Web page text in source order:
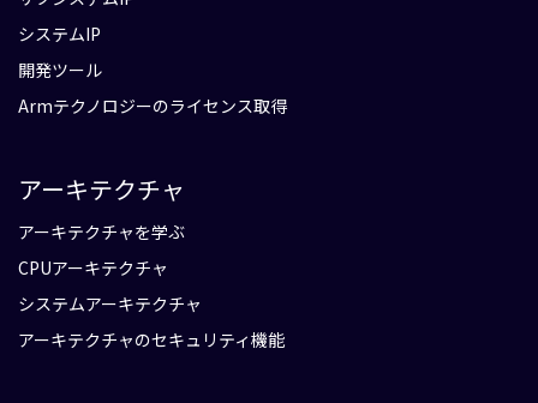
システムIP
開発ツール
Armテクノロジーのライセンス取得
アーキテクチャ
アーキテクチャを学ぶ
CPUアーキテクチャ
システムアーキテクチャ
アーキテクチャのセキュリティ機能